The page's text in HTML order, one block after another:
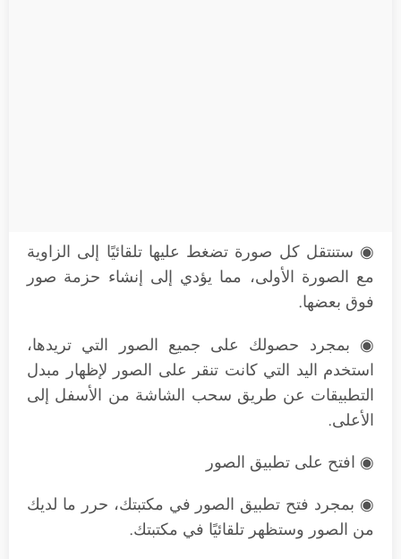
◉ ستنتقل كل صورة تضغط عليها تلقائيًا إلى الزاوية
مع الصورة الأولى، مما يؤدي إلى إنشاء حزمة صور
فوق بعضها.
◉ بمجرد حصولك على جميع الصور التي تريدها،
استخدم اليد التي كانت تنقر على الصور لإظهار مبدل
التطبيقات عن طريق سحب الشاشة من الأسفل إلى
الأعلى.
◉ افتح على تطبيق الصور
◉ بمجرد فتح تطبيق الصور في مكتبتك، حرر ما لديك
من الصور وستظهر تلقائيًا في مكتبتك.